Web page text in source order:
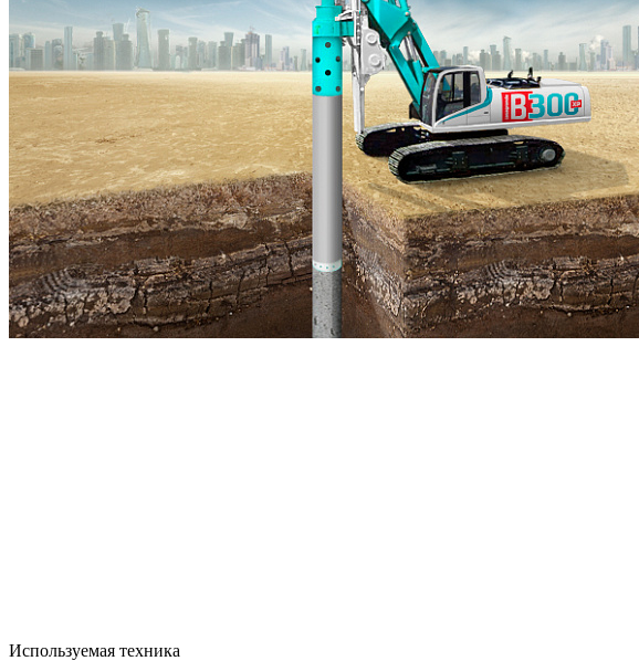
Используемая техника